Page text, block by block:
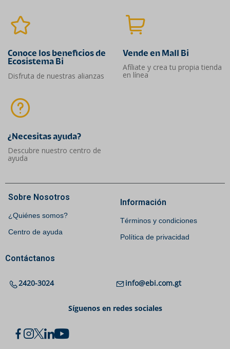
Conoce los beneficios de
Ecosistema Bi
Disfruta de nuestras alianzas
Vende en Mall Bi
Afíliate y crea tu propia tienda
en línea
¿Necesitas ayuda?​
Descubre nuestro centro de
ayuda
Sobre Nosotros
¿Quiénes somos?
Centro de ayuda
Información
Términos y condiciones
Política de privacidad
Contáctanos
2420-3024 info@ebi.com.gt
Síguenos en redes sociales